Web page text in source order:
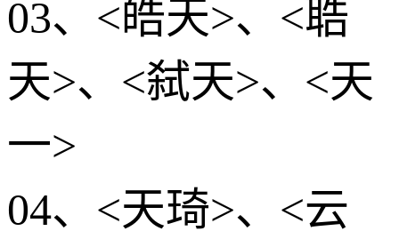
03、<皓天>、<聕
天>、<弑天>、<天
一>
04、<天琦>、<云